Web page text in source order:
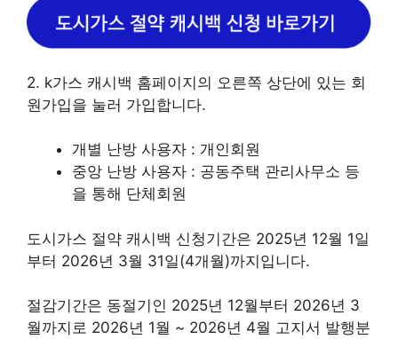
2. k가스 캐시백 홈페이지의 오른쪽 상단에 있는 회
원가입을 눌러 가입합니다.
개별 난방 사용자 : 개인회원
중앙 난방 사용자 : 공동주택 관리사무소 등
을 통해 단체회원
도시가스 절약 캐시백 신청기간은 2025년 12월 1일
부터 2026년 3월 31일(4개월)까지입니다.
절감기간은 동절기인 2025년 12월부터 2026년 3
월까지로 2026년 1월 ~ 2026년 4월 고지서 발행분